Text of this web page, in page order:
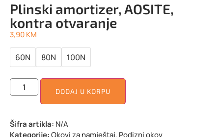
Plinski amortizer, AOSITE,
kontra otvaranje
3,90KM
60N 80N 100N
DODAJ U KORPU
Šifra artikla: N/A
Kategorije:Okovi za namještaj, Podizni okov